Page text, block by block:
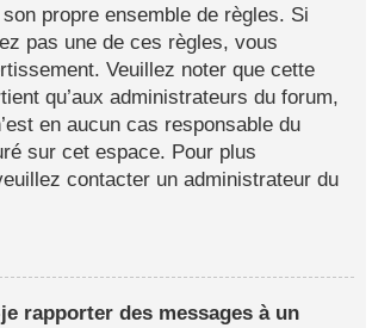
propre ensemble de règles. Si
pas une de ces règles, vous
Veuillez noter que cette
qu’aux administrateurs du forum,
en aucun cas responsable du
sur cet espace. Pour plus
contacter un administrateur du
rapporter des messages à un